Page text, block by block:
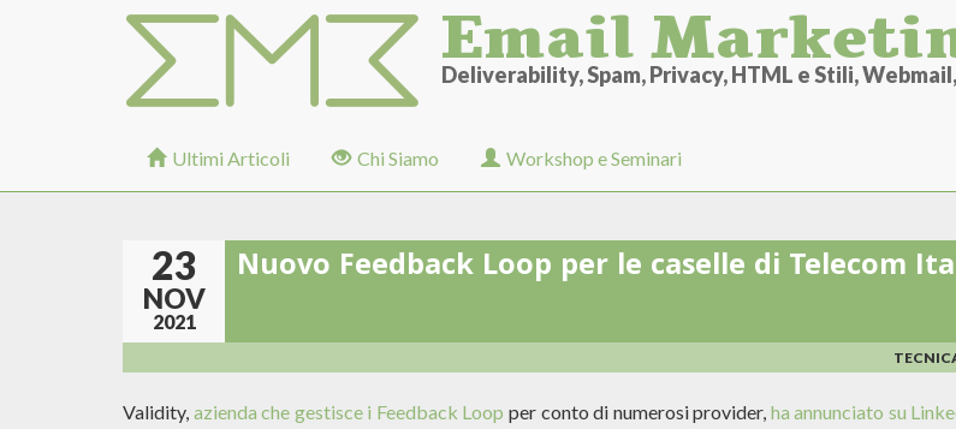
Email
Deliverability, Spam, Privacy, HTML e Stili,
Ultimi Articoli Chi Siamo Workshop e Seminari
23
NOV
2021
Nuovo Feedback Loop per le caselle di Telecom
Validity, azienda che gestisce i Feedback Loop per conto di numerosi provider, ha annunciato su